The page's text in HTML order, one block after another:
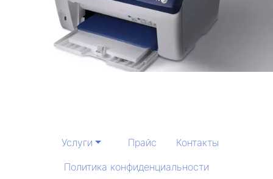
Услуги Прайс
Контакты
Политика конфиденциальности